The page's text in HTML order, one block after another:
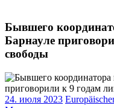
Бывшего
Барнауле
свободы
24. июля 2023